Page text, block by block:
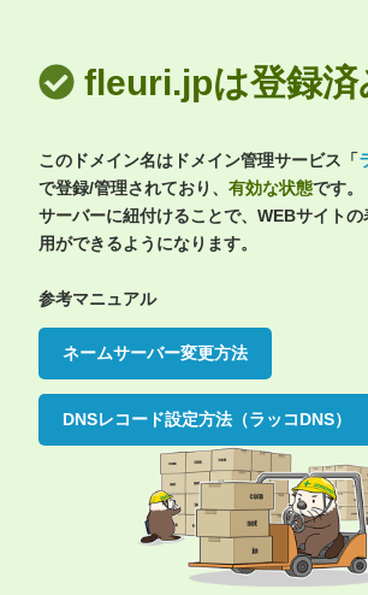
fleuri.jpは登録済
このドメイン名はドメイン管理サービス「
で登録/管理されており、 有効な状態です。
サーバーに紐付けることで、WEBサイトの
用ができるようになります。
参考マニュアル
ネームサーバー変更方法
DNSレコード設定方法（ラッコDNS）